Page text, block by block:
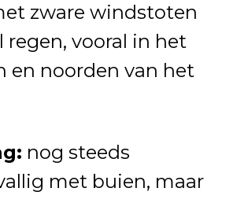
zware windstoten
regen, vooral in het
en noorden van het
nog steeds
met buien, maar